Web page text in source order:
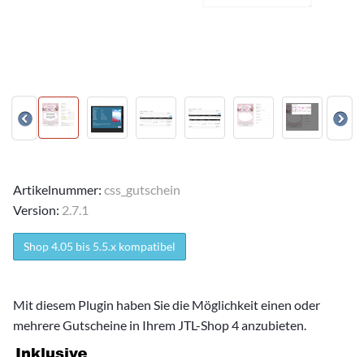
Artikelnummer: css_gutschein
Version: 2.7.1
Shop 4.05 bis 5.5.x kompatibel
Mit diesem Plugin haben Sie die Möglichkeit einen oder
mehrere Gutscheine in Ihrem JTL-Shop 4 anzubieten.